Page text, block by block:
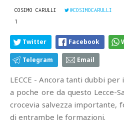
COSIMO CARULLI @COSIMOCARULLI
1
Twitter Facebook
Telegram Email
LECCE - Ancora tanti dubbi
a poche ore da questo Lecce-
crocevia salvezza importante,
di entrambe le formazioni.